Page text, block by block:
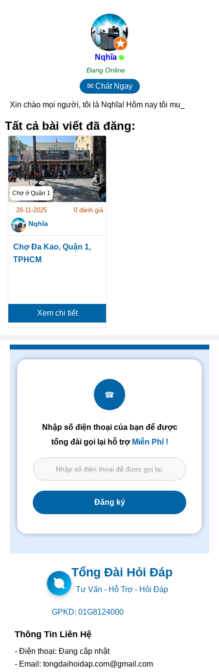
Nqhĩa
Đang Online
✉ Chát Ngay
Xin chào mọi người, tôi là Nqhĩa! Hôm nay tôi muốn_
Tất cả bài viết đã đăng:
Chợ ở Quận 1
28-11-2025 0 đánh giá
Nqhĩa
Chợ Đa Kao, Quận 1,
TPHCM
Xem chi tiết
☎
Nhập số điện thoại của bạn để được
tổng đài gọi lại hỗ trợ Miễn Phí !
Tổng Đài Hỏi Đáp
Tư Vấn - Hỗ Trợ - Hỏi Đáp
GPKD: 01G8124000
Thông Tin Liên Hệ
- Điện thoại: Đang cập nhật
- Email: tongdaihoidap.com@gmail.com